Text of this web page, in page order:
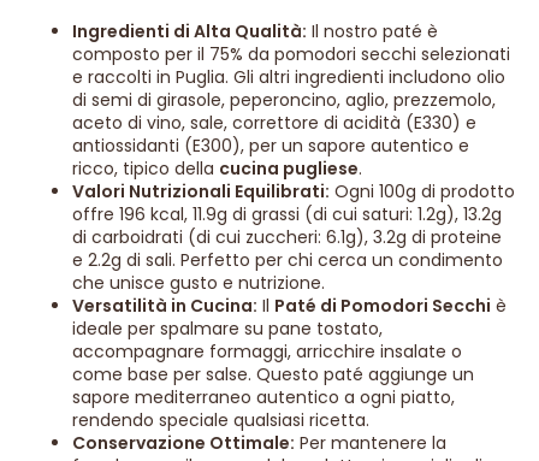
Ingredienti di Alta Qualità: Il nostro paté è
composto per il 75% da pomodori secchi selezionati
e raccolti in Puglia. Gli altri ingredienti includono olio
di semi di girasole, peperoncino, aglio, prezzemolo,
aceto di vino, sale, correttore di acidità (E330) e
antiossidanti (E300), per un sapore autentico e
ricco, tipico della cucina pugliese.
Valori Nutrizionali Equilibrati: Ogni 100g di prodotto
offre 196 kcal, 11.9g di grassi (di cui saturi: 1.2g), 13.2g
di carboidrati (di cui zuccheri: 6.1g), 3.2g di proteine
e 2.2g di sali. Perfetto per chi cerca un condimento
che unisce gusto e nutrizione.
Versatilità in Cucina: Il Paté di Pomodori Secchi è
ideale per spalmare su pane tostato,
accompagnare formaggi, arricchire insalate o
come base per salse. Questo paté aggiunge un
sapore mediterraneo autentico a ogni piatto,
rendendo speciale qualsiasi ricetta.
Conservazione Ottimale: Per mantenere la